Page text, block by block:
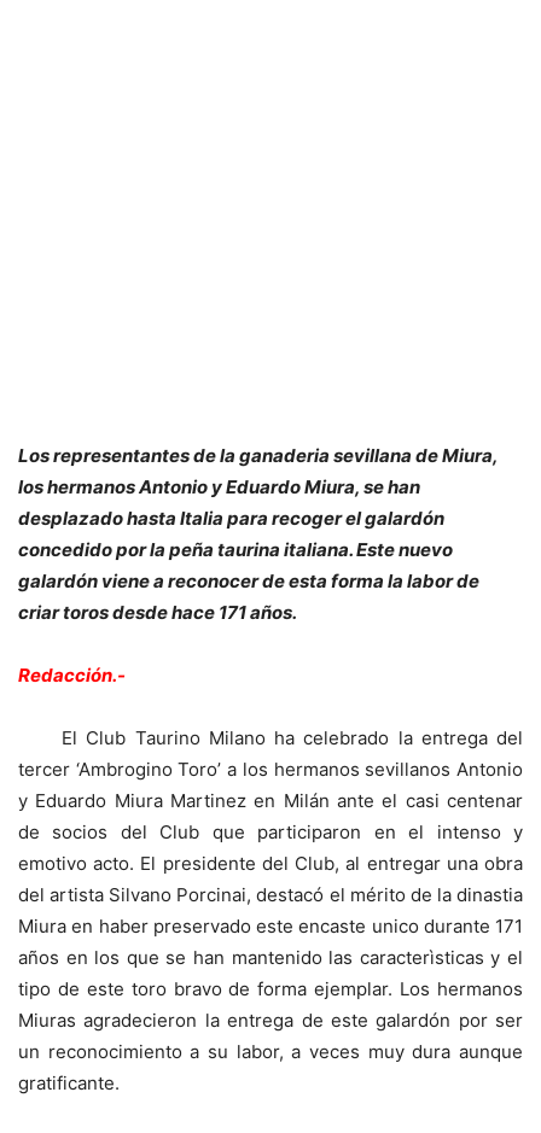
Los representantes de la ganaderia sevillana de Miura,
los hermanos Antonio y Eduardo Miura, se han
desplazado hasta Italia para recoger el galardón
concedido por la peña taurina italiana. Este nuevo
galardón viene a reconocer de esta forma la labor de
criar toros desde hace 171 años.
Redacción.-
El Club Taurino Milano ha celebrado la entrega del
tercer ‘Ambrogino Toro’ a los hermanos sevillanos Antonio
y Eduardo Miura Martinez en Milán ante el casi centenar
de socios del Club que participaron en el intenso y
emotivo acto. El presidente del Club, al entregar una obra
del artista Silvano Porcinai, destacó el mérito de la dinastia
Miura en haber preservado este encaste unico durante 171
años en los que se han mantenido las caracterìsticas y el
tipo de este toro bravo de forma ejemplar. Los hermanos
Miuras agradecieron la entrega de este galardón por ser
un reconocimiento a su labor, a veces muy dura aunque
gratificante.